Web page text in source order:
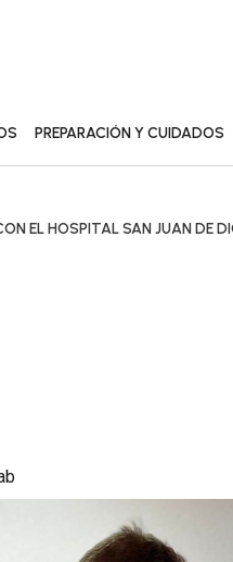
PREPARACIÓN Y CUIDADOS
EL HOSPITAL SAN JUAN DE